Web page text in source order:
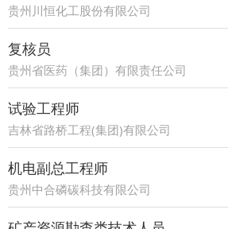
贵州川恒化工股份有限公司
复核员
贵州省医药（集团）有限责任公司
试验工程师
吉林省路桥工程(集团)有限公司
机电副总工程师
贵州中合磷碳科技有限公司